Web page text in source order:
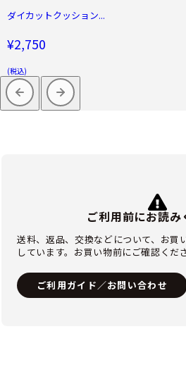
ダイカットクッション...
¥2,750
(税込)
ご利用前にお読み
送料、返品、交換などについて、お買
しています。お買い物前にご確認くださ
ご利用ガイド／お問い合わせ